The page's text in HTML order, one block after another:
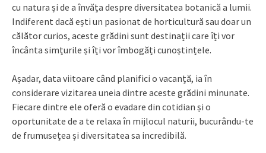
cu natura și de a învăța despre diversitatea botanică a lumii.
Indiferent dacă ești un pasionat de horticultură sau doar un
călător curios, aceste grădini sunt destinații care îți vor
încânta simțurile și îți vor îmbogăți cunoștințele.
Așadar, data viitoare când planifici o vacanță, ia în
considerare vizitarea uneia dintre aceste grădini minunate.
Fiecare dintre ele oferă o evadare din cotidian și o
oportunitate de a te relaxa în mijlocul naturii, bucurându-te
de frumusețea și diversitatea sa incredibilă.